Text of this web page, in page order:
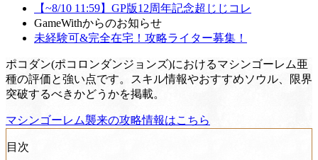
【~8/10 11:59】GP版12周年記念超じじコレ
GameWithからのお知らせ
未経験可&完全在宅！攻略ライター募集！
ポコダン(ポコロンダンジョンズ)におけるマシンゴーレム亜
種の評価と強い点です。スキル情報やおすすめソウル、限界
突破するべきかどうかを掲載。
マシンゴーレム襲来の攻略情報はこちら
目次